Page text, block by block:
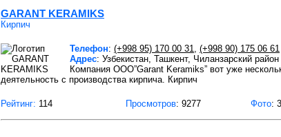
GARANT KERAMIKS
Кирпич
Телефон: (+998 95) 170 00 31, (+998 90) 175 06 61
Адрес: Узбекистан, Ташкент, Чиланзарский
Компания OOO”Garant Keramiks” вот уже
деятельность с производства кирпича. Кирпич
Рейтинг: 114 Просмотров: 9277 Фото: 3